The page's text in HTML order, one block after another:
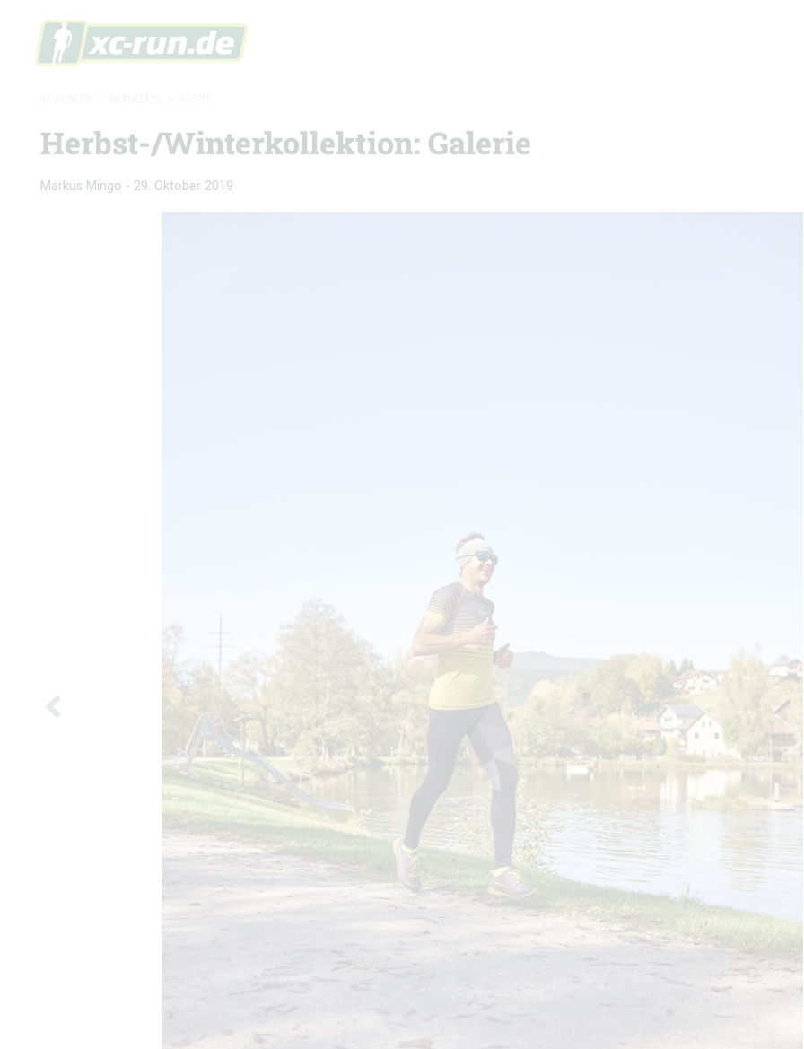
Herbst-/Winterkollektion: Galerie
Markus Mingo - 29. Oktober 2019